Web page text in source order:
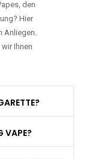
den
Hier
Anliegen.
Ihnen
VAPE?